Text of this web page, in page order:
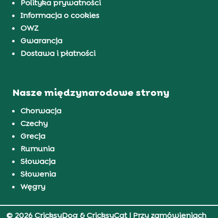
Polityka prywatności
Informacja o cookies
OWZ
Gwarancja
Dostawa i płatności
Nasze międzynarodowe strony
Chorwacja
Czechy
Grecja
Rumunia
Słowacja
Słowenia
Węgry
© 2026 CricksyDog & CricksyCat| Przy zamówieniach